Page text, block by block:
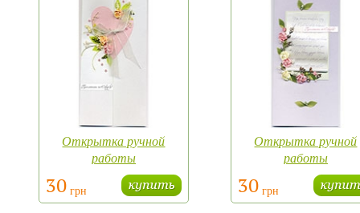
Открытка ручной
работы
30 грн
Открытка ручной
работы
30 грн